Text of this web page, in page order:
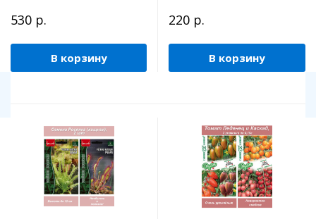
530 р.
В корзину
220 р.
В корзину